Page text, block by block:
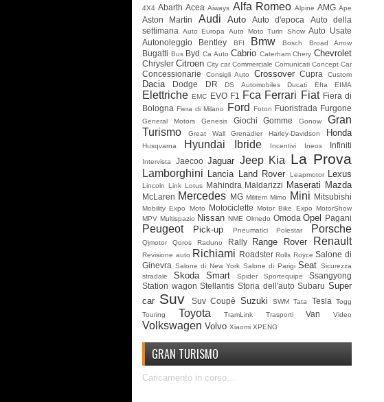
4X4 Abarth Acea Aiways Alfa Romeo Alpine AMG Ape
Aston Martin Audi Auto Auto d'epoca
Auto della
settimana
Auto Europa Auto Moto Turin Show Auto Usate
Autonoleggio
Bentley BFI Bmw Bosch Broad Arrow
Bugatti Bus Byd Ca Auto Cabrio Caterham Chery Chevrolet
Chrysler Citroen City car Commerciale Comunicati Concept Car
Concessionarie Consigli Auto Crossover Cupra Custom
Dacia Dodge DR DS Automobiles Ducati Efta EIMA
Elettriche EMC EVO F1 Fca Ferrari Fiat Fiera di
Bologna Fiera di Milano Ford Foton Fuoristrada Furgone
General Motors Genesis Giochi Gomme Gonow
Gran
Turismo
Great Wall Grenadier Harley-Davidson Honda
Husqvarna Hyundai Ibride Incentivi Ineos Infiniti
Intervista Jaecoo Jaguar Jeep Kia La Prova
Lamborghini Lancia Land Rover Leapmotor Lexus
Lincoln Link Lotus Mahindra Maldarizzi Maserati Mazda
McLaren Mercedes MG Militem Mimo Mini Mitsubishi
Mobility Expo Moto Motociclette Motor Bike Expo MotorShow
MPV Multispazio Nissan NME Olmedo Omoda Opel Pagani
Peugeot Pick-up Pneumatici Polestar Porsche
Qjmotor Qoros Raduno Rally Range Rover Renault
Revisione auto Richiami Roadster Rolls Royce Salone di
Ginevra Salone di New York Salone di Parigi Seat Sicurezza
stradale
Skoda Smart Spider Sportequipe
Ssangyong
Station wagon Stellantis Storia dell'auto Subaru Super
car Suv Suv Coupè Suzuki SWM Tata Tesla
Togg
Touring
Toyota TramLink Trasporti Van Video
Volkswagen Volvo Xiaomi XPENG
GRAN TURISMO
Caricamento in corso...